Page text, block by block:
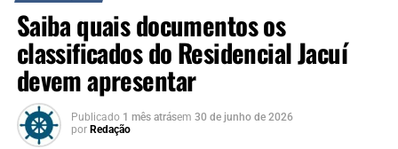
afetada pela enchente,
foram 70 mil moradias
atingidas, e ainda tem
pessoas retornando para
Saiba quais documentos os
classificados do Residencial Jacuí
devem apresentar
Publicado 1 mês atrásem 30 de junho de 2026
por Redação